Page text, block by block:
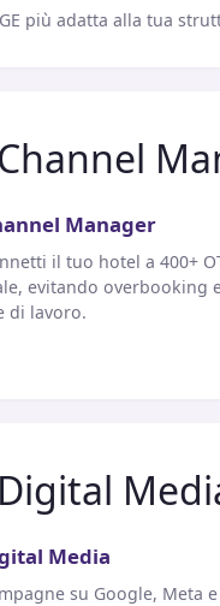
più adatta alla tua
Manager
il tuo hotel a 400+
evitando overbooking
di lavoro.
Media
su Google, Meta